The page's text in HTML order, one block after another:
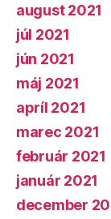
august 2021
júl 2021
jún 2021
máj 2021
apríl 2021
marec 2021
február 2021
január 2021
december